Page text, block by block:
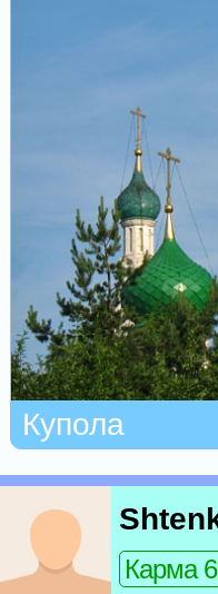
Купола
Карма